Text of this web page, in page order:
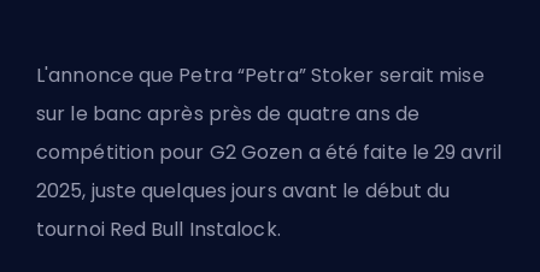
L'annonce que Petra “Petra” Stoker serait mise
sur le banc après près de quatre ans de
compétition pour G2 Gozen a été faite le 29 avril
2025, juste quelques jours avant le début du
tournoi Red Bull Instalock.